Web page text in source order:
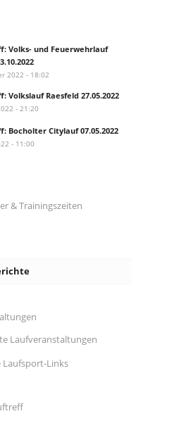
Volks- und Feuerwehrlauf
2022 - 18:02
Volkslauf Raesfeld 27.05.2022
- 21:20
Bocholter Citylauf 07.05.2022
- 11:00
& Trainingszeiten
Laufveranstaltungen
Laufsport-Links